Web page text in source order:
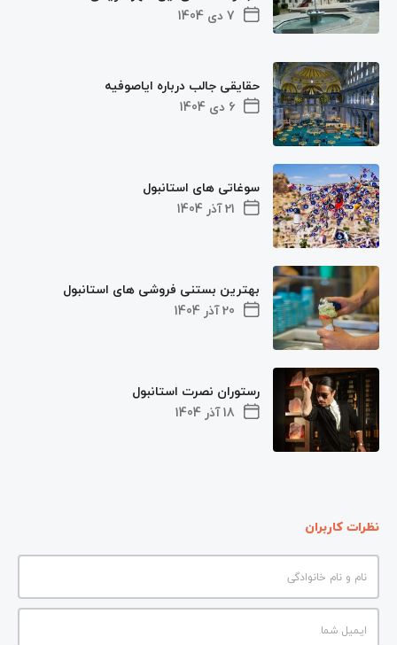
7 دی 1404
6 دی 1404
حقایقی جالب درباره ایاصوفیه
21 آذر 1404
سوغاتی های استانبول
20 آذر 1404
بهترین بستنی فروشی های استانبول
18 آذر 1404
رستوران نصرت استانبول
نظرات کاربران